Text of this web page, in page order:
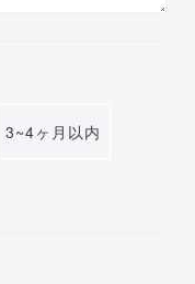
3~4ヶ月以内